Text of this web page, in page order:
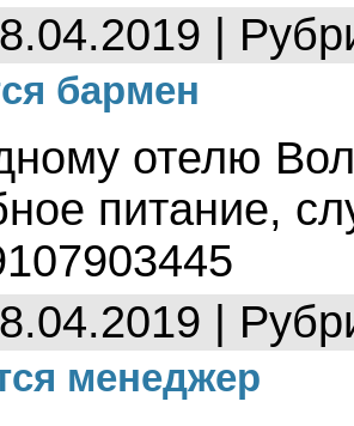
|
бармен
отелю
питание,
|
менеджер